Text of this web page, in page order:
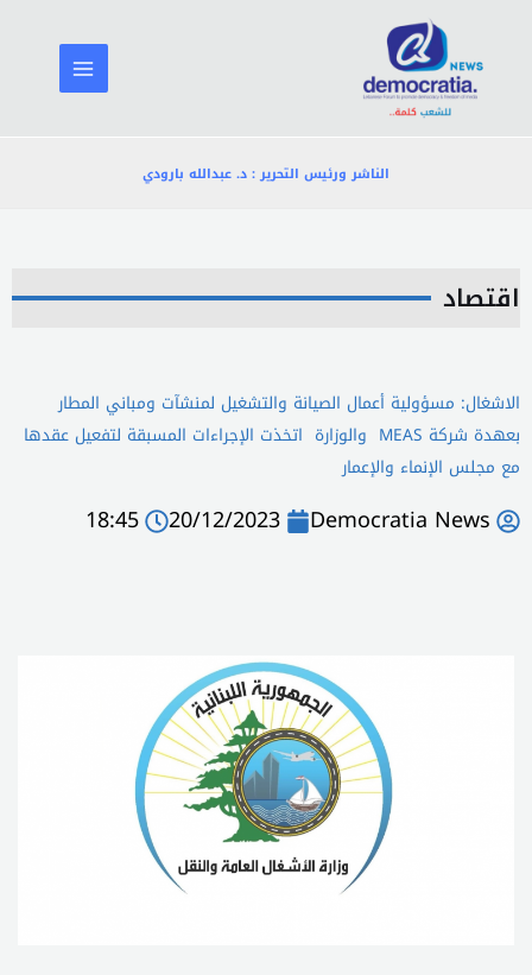
المحتوى
الناشر ورئيس التحرير : د. عبدالله بارودي
اقتصاد
الاشغال: مسؤولية أعمال الصيانة والتشغيل لمنشآت ومباني المطار
بعهدة شركة MEAS والوزارة اتخذت الإجراءات المسبقة لتفعيل عقدها
مع مجلس الإنماء والإعمار
Democratia News
20/12/2023
18:45